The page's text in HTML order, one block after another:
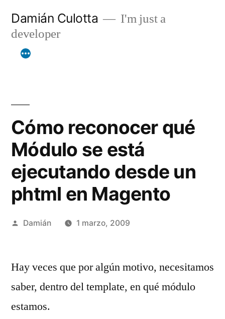
contenido
Damián Culotta
I'm just a
developer
Cómo reconocer qué
Módulo se está
ejecutando desde un
phtml en Magento
Publicado
Damián 1 marzo, 2009
Hay veces que por algún motivo, necesitamos
saber, dentro del template, en qué módulo
estamos.